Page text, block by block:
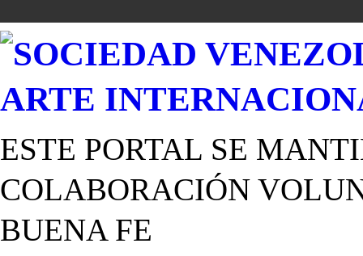
ESTE PORTAL SE
COLABORACIÓN
BUENA FE